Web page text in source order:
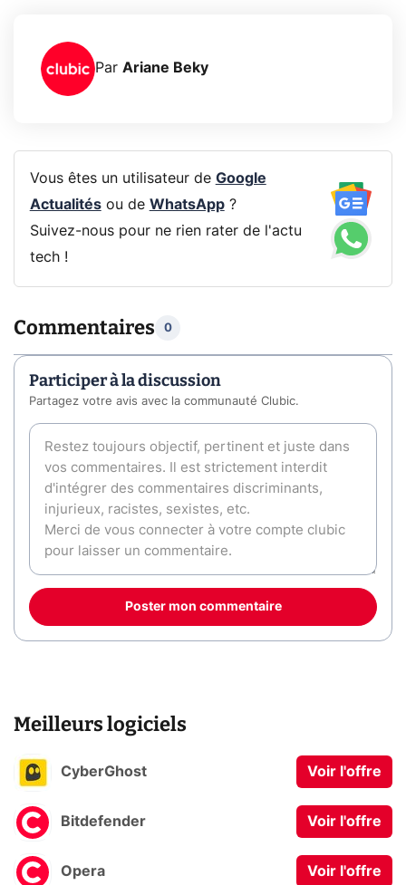
Par Ariane Beky
Vous êtes un utilisateur de Google
Actualitésou de WhatsApp?
Suivez-nous pour ne rien rater de l'actu
tech !
Commentaires 0
Participer à la discussion
Partagez votre avis avec la communauté Clubic.
Poster mon commentaire
Meilleurs logiciels
CyberGhost Voir l'offre
Bitdefender Voir l'offre
Opera Voir l'offre